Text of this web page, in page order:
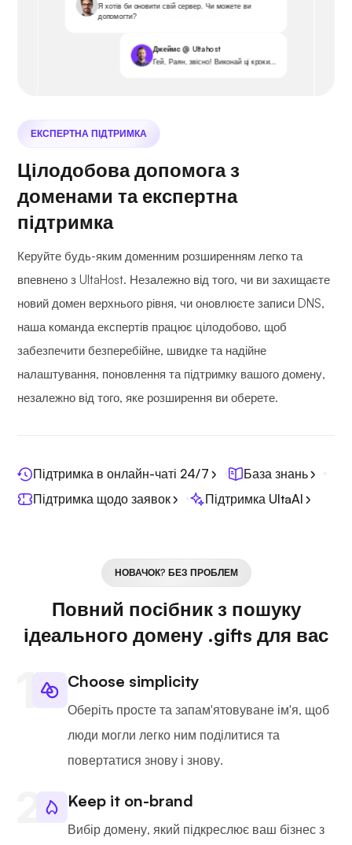
Я хотів би оновити свій сервер. Чи можете ви
допомогти?
Джеймс @ Ultahost
Гей, Раян, звісно! Виконай ці кроки...
ЕКСПЕРТНА ПІДТРИМКА
Цілодобова допомога з
доменами та експертна
підтримка
Керуйте будь-яким доменним розширенням легко та
впевнено з UltaHost. Незалежно від того, чи ви захищаєте
новий домен верхнього рівня, чи оновлюєте записи DNS,
наша команда експертів працює цілодобово, щоб
забезпечити безперебійне, швидке та надійне
налаштування, поновлення та підтримку вашого домену,
незалежно від того, яке розширення ви оберете.
Підтримка в онлайн-чаті 24/7
База знань
Підтримка щодо заявок
Підтримка UltaAI
НОВАЧОК? БЕЗ ПРОБЛЕМ
Повний посібник з пошуку
ідеального домену .gifts для вас
Choose simplicity
Оберіть просте та запам'ятовуване ім'я, щоб
люди могли легко ним поділитися та
повертатися знову і знову.
Keep it on-brand
Вибір домену, який підкреслює ваш бізнес з